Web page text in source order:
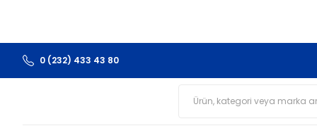
0 (232) 433 43 80